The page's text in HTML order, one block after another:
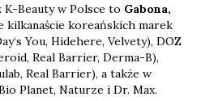
Beauty w Polsce to Gabona,
koreańskich marek
You, Hidehere, Velvety), DOZ
Real Barrier, Derma-B),
Real Barrier), a także w
Planet, Naturze i Dr. Max.